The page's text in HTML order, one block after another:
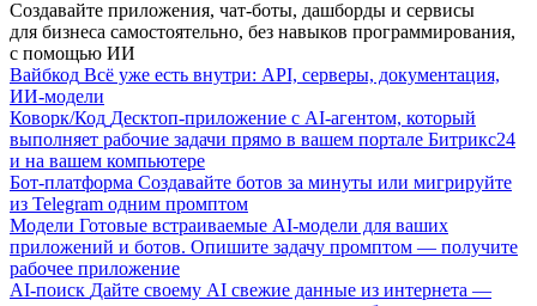
Создавайте приложения, чат-боты, дашборды и сервисы
для бизнеса самостоятельно, без навыков программирования,
с помощью ИИ
Вайбкод Всё уже есть внутри: API, серверы, документация,
ИИ-модели
Коворк/Код Десктоп-приложение с AI-агентом, который
выполняет рабочие задачи прямо в вашем портале Битрикс24
и на вашем компьютере
Бот-платформа Создавайте ботов за минуты или мигрируйте
из Telegram одним промптом
Модели Готовые встраиваемые AI-модели для ваших
приложений и ботов. Опишите задачу промптом — получите
рабочее приложение
AI-поиск Дайте своему AI свежие данные из интернета —